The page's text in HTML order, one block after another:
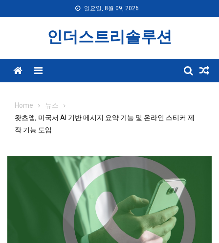
to
일요일, 8월 09, 2026
인더스트리솔루션
Menu
Home
뉴스
왓츠앱, 미국서 AI 기반 메시지 요약 기능 및 온라인 스티커 제
작 기능 도입